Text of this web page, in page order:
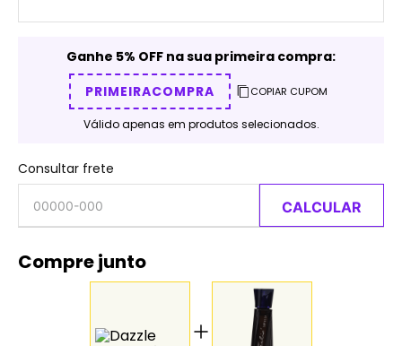
Ganhe 5% OFF na sua primeira compra:
PRIMEIRACOMPRA
COPIAR CUPOM
Válido apenas em produtos selecionados.
Consultar frete
CALCULAR
Compre junto